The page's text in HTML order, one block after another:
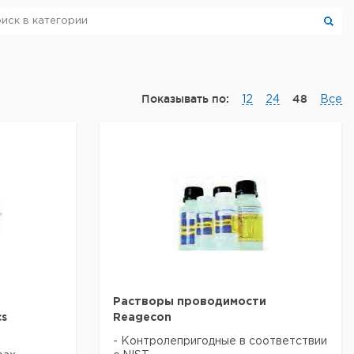
Показывать по: 12 24 48 Все
Растворы проводимости
Reagecon
- Контролепригодные в соответствии